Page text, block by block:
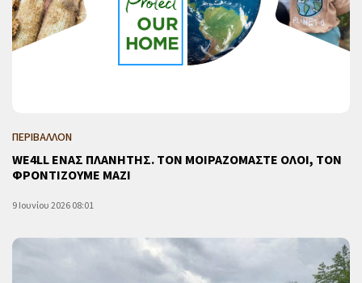
ΠΕΡΙΒΑΛΛΟΝ
WE4LL ΕΝΑΣ ΠΛΑΝΗΤΗΣ. ΤΟΝ ΜΟΙΡΑΖΟΜΑΣΤΕ ΟΛΟΙ, ΤΟΝ
ΦΡΟΝΤΙΖΟΥΜΕ ΜΑΖΙ
9 Ιουνίου 2026 08:01